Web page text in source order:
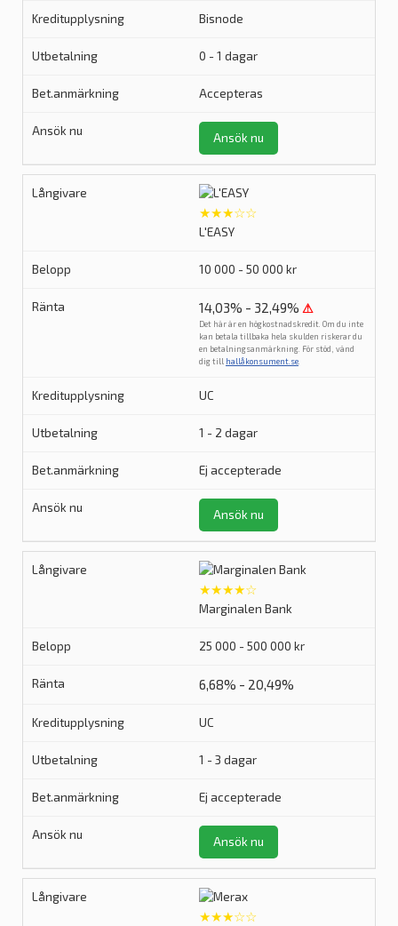
Bisnode
0 - 1 dagar
Accepteras
Ansök nu
★★★☆☆
L'EASY
10 000 - 50 000 kr
14,03% - 32,49% ⚠
Det här är en högkostnadskredit. Om du inte
kan betala tillbaka hela skulden riskerar du
en betalningsanmärkning. För stöd, vänd
dig till hallåkonsument.se
UC
1 - 2 dagar
Ej accepterade
Ansök nu
★★★★☆
Marginalen Bank
25 000 - 500 000 kr
6,68% - 20,49%
UC
1 - 3 dagar
Ej accepterade
Ansök nu
★★★☆☆